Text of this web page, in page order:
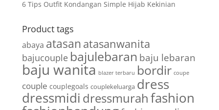
6 Tips Outfit Kondangan Simple Hijab Kekinian
Product tags
abaya atasan atasanwanita
bajucouple bajulebaran baju lebaran
baju wanita blazer terbaru bordir coupe
couple couplegoals couplekeluarga dress
dressmidi dressmurahfashion